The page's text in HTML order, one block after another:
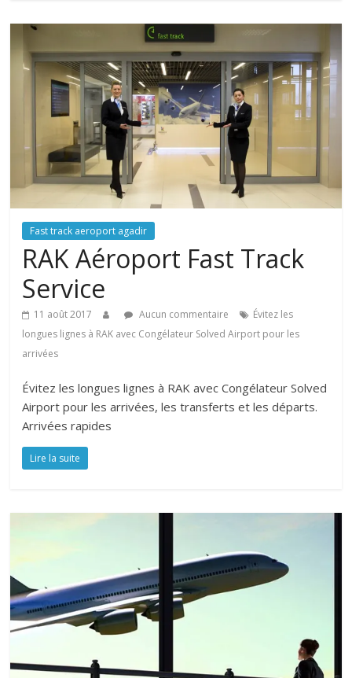
Fast track aeroport agadir
RAK Aéroport Fast Track
Service
11 août 2017 Aucun commentaire
Évitez les
longues lignes à RAK avec Congélateur Solved Airport pour les
arrivées
Évitez les longues lignes à RAK avec Congélateur Solved
Airport pour les arrivées, les transferts et les départs.
Arrivées rapides
Lire la suite